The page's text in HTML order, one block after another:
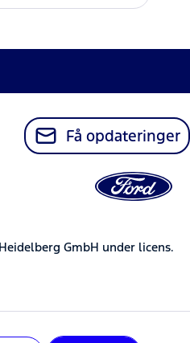
Få opdateringer
GmbH under licens.